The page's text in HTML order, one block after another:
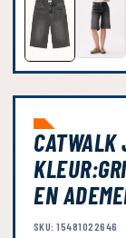
EN
SKU: 15481022646